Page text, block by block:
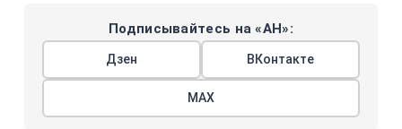
Подписывайтесь на «АН»:
Дзен ВКонтакте
МАХ